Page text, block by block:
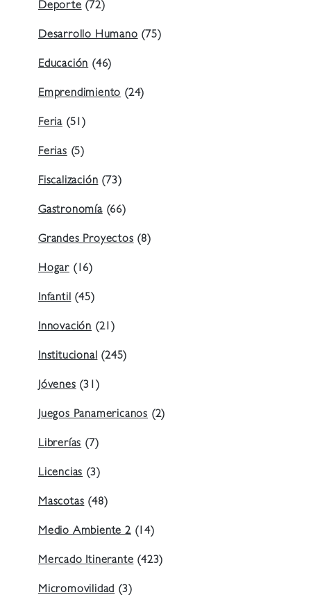
Deporte(72)
Desarrollo Humano(75)
Educación(46)
Emprendimiento(24)
Feria (51)
Ferias(5)
Fiscalización(73)
Gastronomía(66)
Grandes Proyectos(8)
Hogar (16)
Infantil(45)
Innovación (21)
Institucional(245)
Jóvenes(31)
Juegos Panamericanos (2)
Librerías(7)
Licencias(3)
Mascotas(48)
Medio Ambiente 2(14)
Mercado Itinerante(423)
Micromovilidad(3)